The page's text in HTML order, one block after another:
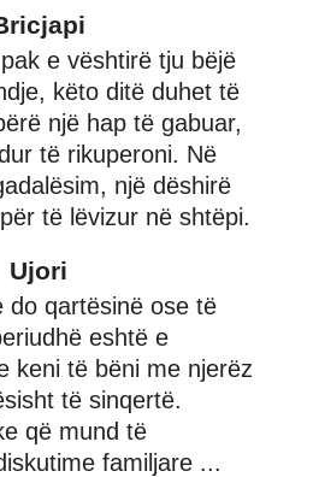
e vështirë tju bëjë
këto ditë duhet të
një hap të gabuar,
të rikuperoni. Në
një dëshirë
të lëvizur në shtëpi.
Ujori
do qartësinë ose të
eshtë e
keni të bëni me njerëz
të sinqertë.
që mund të
familjare ...